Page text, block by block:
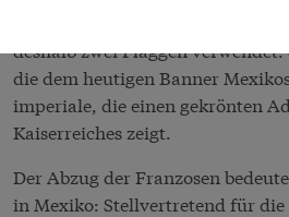
deshalb zwei Flaggen
die dem heutigen Banner
imperiale, die einen gekrönten
Kaiserreiches zeigt.
Der Abzug der Franzosen
in Mexiko: Stellvertretend für die